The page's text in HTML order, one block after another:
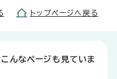
トップページへ戻る
んなページも見ていま